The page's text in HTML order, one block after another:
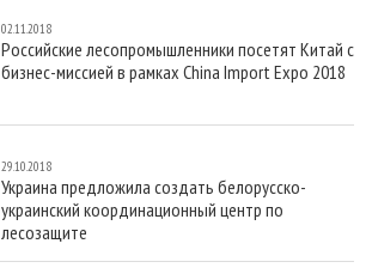
02.11.2018
Российские лесопромышленники посетят Китай с
бизнес-миссией в рамках China Import Expo 2018
29.10.2018
Украина предложила создать белорусско-
украинский координационный центр по
лесозащите